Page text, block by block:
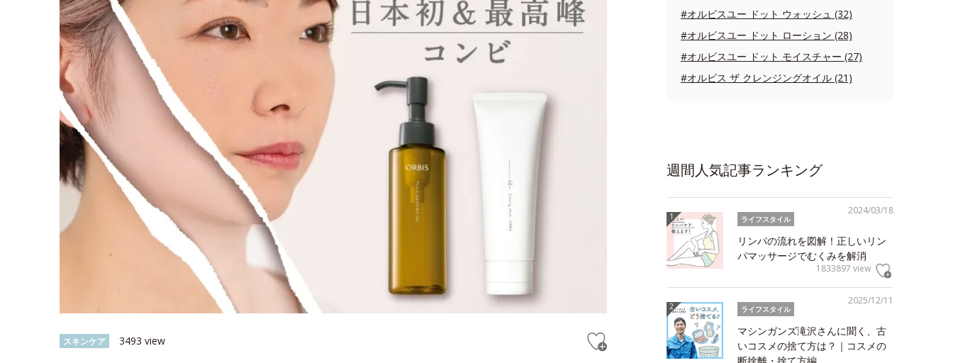
スキンケア 3493 view
#オルビスユー ドット ウォッシュ (32)
#オルビスユー ドット ローション (28)
#オルビスユー ドット モイスチャー (27)
#オルビス ザ クレンジングオイル (21)
週間人気記事ランキング
2024/03/18
ライフスタイル
リンパの流れを図解！正しいリン
パマッサージでむくみを解消
1833897 view
2025/12/11
ライフスタイル
マシンガンズ滝沢さんに聞く、古
いコスメの捨て方は？｜コスメの